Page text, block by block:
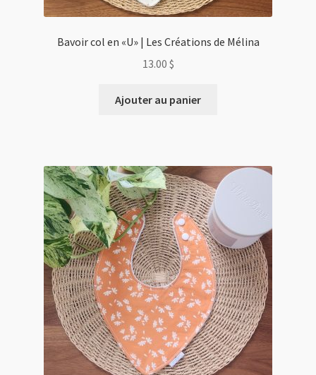
Bavoir col en «U» | Les Créations de Mélina
13.00 $
Ajouter au panier